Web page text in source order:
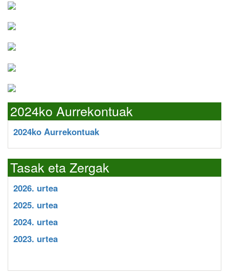
2024ko Aurrekontuak
2024ko Aurrekontuak
Tasak eta Zergak
2026. urtea
2025. urtea
2024. urtea
2023. urtea